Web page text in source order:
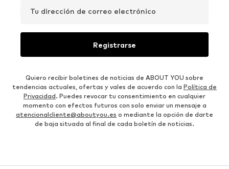
Tu dirección de correo electrónico
Registrarse
Quiero recibir boletines de noticias de ABOUT YOU sobre
tendencias actuales, ofertas y vales de acuerdo con la Política de
Privacidad. Puedes revocar tu consentimiento en cualquier
momento con efectos futuros con solo enviar un mensaje a
atencionalcliente@aboutyou.es o mediante la opción de darte
de baja situada al final de cada boletín de noticias.